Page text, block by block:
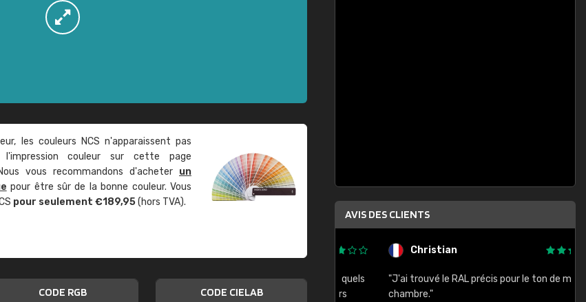
les couleurs NCS n'apparaissent pas
couleur sur cette page
vous recommandons d'acheter un
pour être sûr de la bonne couleur. Vous
pour seulement €189,95(hors TVA).
CODE RGB CODE CIELAB
AVIS DES CLIENTS
"Le site ne permet pas de voir clairement quels
sont les produits disponibles. Il y a plusieurs
Christian
"J'ai trouvé le RAL précis pour le ton de ma
chambre."